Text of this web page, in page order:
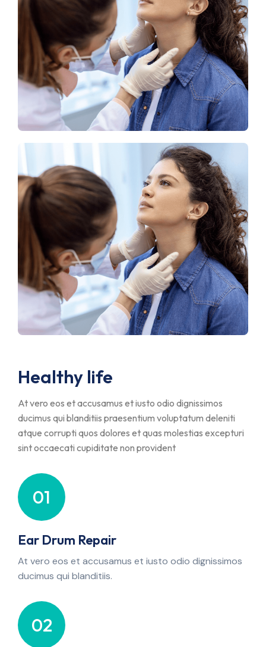
Healthy life
At vero eos et accusamus et iusto odio dignissimos
ducimus qui blanditiis praesentium voluptatum deleniti
atque corrupti quos dolores et quas molestias excepturi
sint occaecati cupiditate non provident
01
Ear Drum Repair
At vero eos et accusamus et iusto odio dignissimos
ducimus qui blanditiis.
02